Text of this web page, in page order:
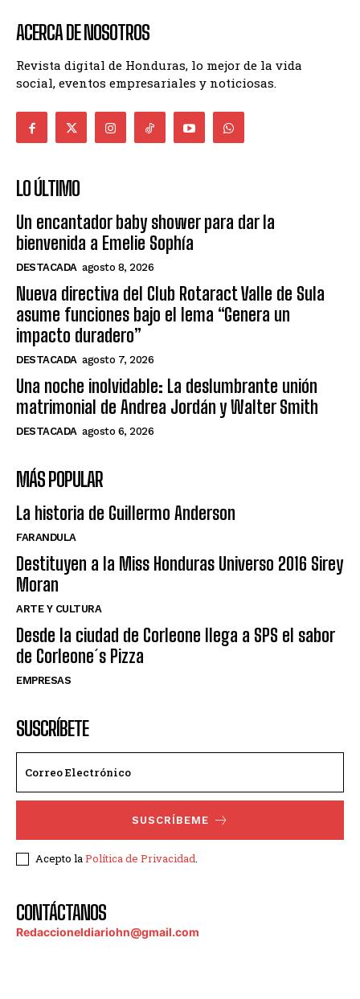
ACERCA DE NOSOTROS
Revista digital de Honduras, lo mejor de la vida
social, eventos empresariales y noticiosas.
LO ÚLTIMO
Un encantador baby shower para dar la
bienvenida a Emelie Sophía
DESTACADA agosto 8, 2026
Nueva directiva del Club Rotaract Valle de Sula
asume funciones bajo el lema “Genera un
impacto duradero”
DESTACADA agosto 7, 2026
Una noche inolvidable: La deslumbrante unión
matrimonial de Andrea Jordán y Walter Smith
DESTACADA agosto 6, 2026
MÁS POPULAR
La historia de Guillermo Anderson
FARANDULA
Destituyen a la Miss Honduras Universo 2016 Sirey
Moran
ARTE Y CULTURA
Desde la ciudad de Corleone llega a SPS el sabor
de Corleone´s Pizza
EMPRESAS
SUSCRÍBETE
SUSCRÍBEME
Acepto laPolítica de Privacidad.
CONTÁCTANOS
Redaccioneldiariohn@gmail.com